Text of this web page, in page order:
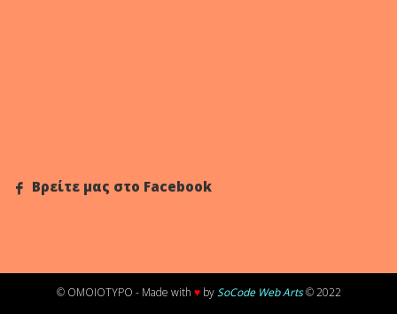
Βρείτε μας στο Facebook
© OMOIOTYPO - Made with ♥bySoCode Web Arts© 2022